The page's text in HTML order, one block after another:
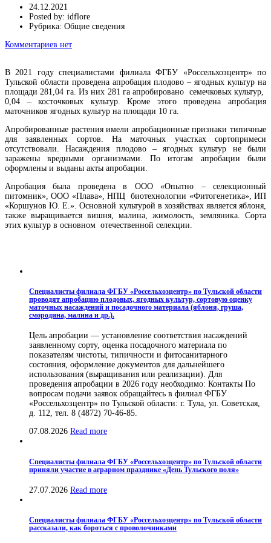
24.12.2021
Posted by: idflore
Рубрика: Общие сведения
Комментариев нет
В 2021 году специалистами филиала ФГБУ «Россельхозцентр» по
Тульской области проведена апробация плодово – ягодных культур на
площади 281,04 га. Из них 281 га апробировано семечковых культур,
0,04 – косточковых культур. Кроме этого проведена апробация
маточников ягодных культур на площади 10 га.
Апробированные растения имели апробационные признаки типичные
для заявленных сортов. На маточных участках сортопримеси
отсутствовали. Насаждения плодово – ягодных культур не были
заражены вредными организмами. По итогам апробации были
оформлены и выданы акты апробации.
Апробация была проведена в ООО «Опытно – селекционный
питомник», ООО «Плава», НПЦ биотехнологии «Фитогенетика», ИП
«Коршунов Ю. Е.». Основной культурой в хозяйствах является яблоня,
также выращивается вишня, малина, жимолость, земляника. Сорта
этих культур в основном отечественной селекции.
Специалисты филиала ФГБУ «Россельхозцентр» по Тульской области
проводят апробацию плодовых, ягодных культур, сортовую оценку
маточных насаждений и посадочного материала (яблоня, груша,
смородина, малина и др.).
Цель апробации — установление соответствия насаждений
заявленному сорту, оценка посадочного материала по
показателям чистоты, типичности и фитосанитарного
состояния, оформление документов для дальнейшего
использования (выращивания или реализации). Для
проведения апробации в 2026 году необходимо: Контакты По
вопросам подачи заявок обращайтесь в филиал ФГБУ
«Россельхозцентр» по Тульской области: г. Тула, ул. Советская,
д. 112, тел. 8 (4872) 70-46-85.
07.08.2026 Read more
Специалисты филиала ФГБУ «Россельхозцентр» по Тульской области
приняли участие в аграрном празднике «День Тульского поля»
27.07.2026 Read more
Специалисты филиала ФГБУ «Россельхозцентр» по Тульской области
рассказали, как бороться с проволочниками